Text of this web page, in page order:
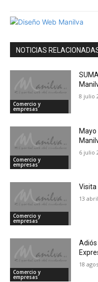
NOTICIAS
Comercio y
empresas
8 julio
Comercio y
empresas
6 julio
Comercio y
empresas
Visita
13
Comercio y
empresas
18